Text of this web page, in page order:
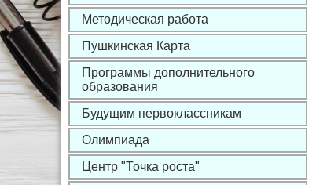
Методическая работа
Пушкинская Карта
Программы дополнительного
образования
Будущим первоклассникам
Олимпиада
Центр "Точка роста"